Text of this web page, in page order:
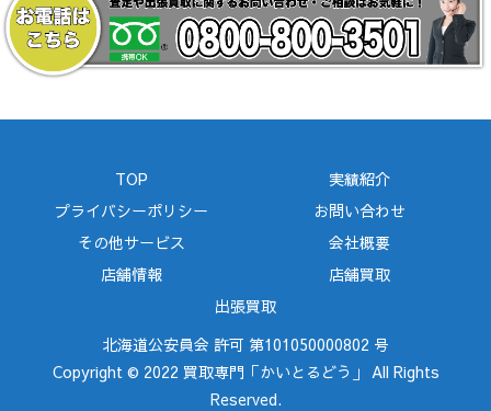
TOP
実績紹介
プライバシーポリシー
お問い合わせ
その他サービス
会社概要
店舗情報
店舗買取
出張買取
北海道公安員会 許可 第101050000802 号
Copyright © 2022 買取専門「かいとるどう」 All Rights
Reserved.